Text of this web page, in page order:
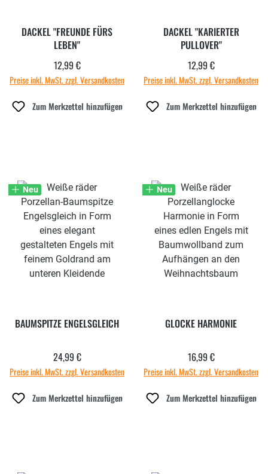
DACKEL "FREUNDE FÜRS
LEBEN"
Regulärer Preis:
12,99 €
Preise inkl. MwSt. zzgl. Versandkosten
Zum Merkzettel hinzufügen
DACKEL "KARIERTER
PULLOVER"
Regulärer Preis:
12,99 €
Preise inkl. MwSt. zzgl. Versandkosten
Zum Merkzettel hinzufügen
Neu
BAUMSPITZE ENGELSGLEICH
Regulärer Preis:
24,99 €
Preise inkl. MwSt. zzgl. Versandkosten
Zum Merkzettel hinzufügen
Neu
GLOCKE HARMONIE
Regulärer Preis:
16,99 €
Preise inkl. MwSt. zzgl. Versandkosten
Zum Merkzettel hinzufügen